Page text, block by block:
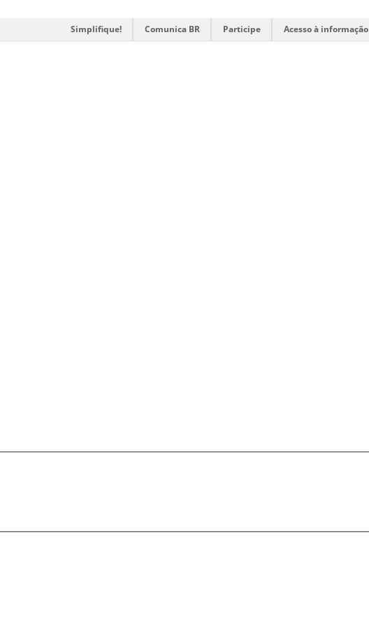
Simplifique! Comunica BR Participe Acesso à informação